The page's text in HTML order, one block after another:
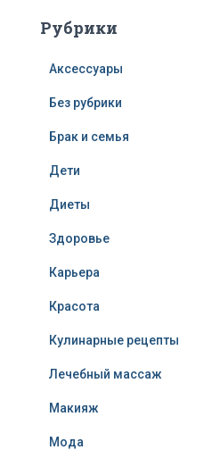
Рубрики
Аксессуары
Без рубрики
Брак и семья
Дети
Диеты
Здоровье
Карьера
Красота
Кулинарные рецепты
Лечебный массаж
Макияж
Мода